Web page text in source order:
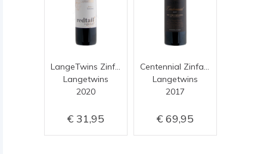
LangeTwins Zinfandel Redtail
Langetwins
2020
31,95
Centennial Zinfandel
Langetwins
2017
69,95